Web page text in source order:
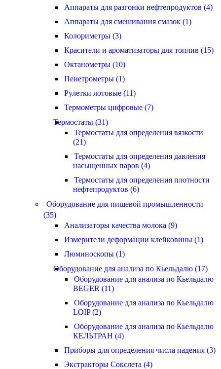
Аппараты для разгонки нефтепродуктов (4)
Аппараты для смешивания смазок (1)
Колориметры (3)
Красители и ароматизаторы для топлив (15)
Октанометры (10)
Пенетрометры (1)
Рулетки лотовые (11)
Термометры цифровые (7)
Термостаты (31)
Термостаты для определения вязкости
(21)
Термостаты для определения давления
насыщенных паров (4)
Термостаты для определения плотности
нефтепродуктов (6)
Оборудование для пищевой промышленности
(35)
Анализаторы качества молока (9)
Измерители деформации клейковины (1)
Люминоскопы (1)
Оборудование для анализа по Кьельдалю (17)
Оборудование для анализа по Кьельдалю
BEGER (11)
Оборудование для анализа по Кьельдалю
LOIP (2)
Оборудование для анализа по Кьельдалю
КЕЛЬТРАН (4)
Приборы для определения числа падения (3)
Экстракторы Сокслета (4)